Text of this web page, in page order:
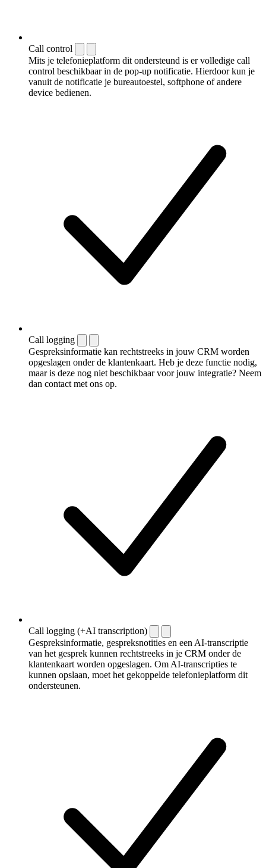
Call control
Mits je telefonieplatform dit ondersteund is er volledige call
control beschikbaar in de pop-up notificatie. Hierdoor kun je
vanuit de notificatie je bureautoestel, softphone of andere
device bedienen.
Call logging
Gespreksinformatie kan rechtstreeks in jouw CRM worden
opgeslagen onder de klantenkaart. Heb je deze functie nodig,
maar is deze nog niet beschikbaar voor jouw integratie? Neem
dan contact met ons op.
Call logging (+AI transcription)
Gespreksinformatie, gespreksnotities en een AI-transcriptie
van het gesprek kunnen rechtstreeks in je CRM onder de
klantenkaart worden opgeslagen. Om AI-transcripties te
kunnen opslaan, moet het gekoppelde telefonieplatform dit
ondersteunen.